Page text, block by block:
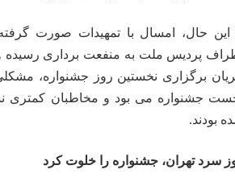
این حال، امسال با تمهیدات صورت
پردیس ملت به منفعت برداری رسیده
برگزاری نخستین روز جشنواره،
جشنواره می بود و مخاطبان کمتری
بودند.
سرد تهران، جشنواره را خلوت کرد